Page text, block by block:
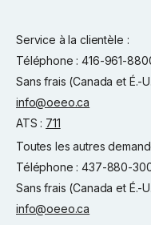
Service à la clientèle :
Téléphone : 416-961-
Sans frais (Canada et É.-
info@oeeo.ca
ATS : 711
Toutes les autres
Téléphone : 437-880-
Sans frais (Canada et É.-
info@oeeo.ca